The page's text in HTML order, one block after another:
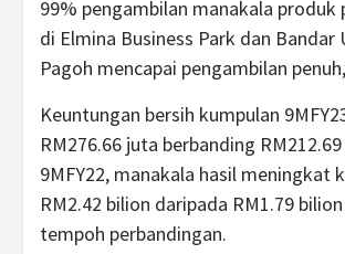
99% pengambilan manakala produk
di Elmina Business Park dan Bandar
Pagoh mencapai pengambilan
Keuntungan bersih kumpulan
RM276.66 juta berbanding
9MFY22, manakala hasil meningkat
RM2.42 bilion daripada RM1.79
tempoh perbandingan.